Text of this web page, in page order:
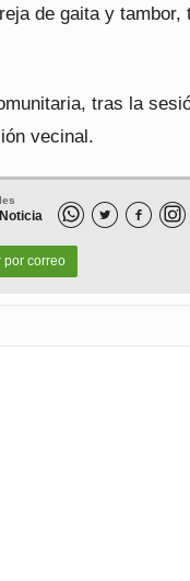
de gaita y tambor,
tras la
vecinal.
 
por correo